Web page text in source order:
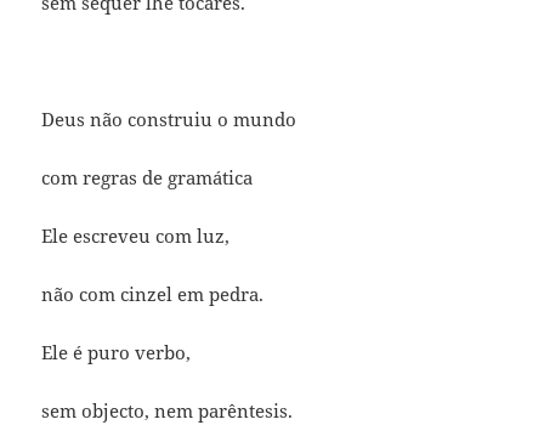
Deus não construiu o mundo
com regras de gramática
Ele escreveu com luz,
não com cinzel em pedra.
Ele é puro verbo,
sem objecto, nem parêntesis.